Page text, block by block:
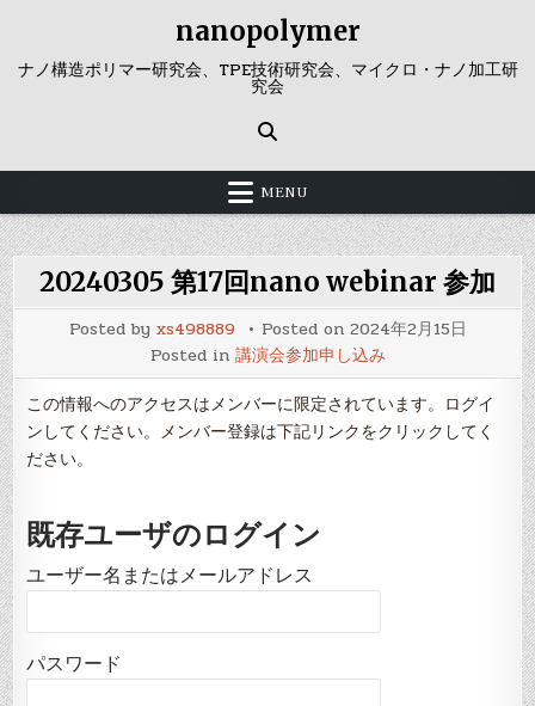
content
nanopolymer
ナノ構造ポリマー研究会、TPE技術研究会、マイクロ・ナノ加工研
究会
MENU
20240305 第17回nano webinar 参加
Posted by xs498889 Posted on 2024年2月15日
Posted in 講演会参加申し込み
この情報へのアクセスはメンバーに限定されています。ログイ
ンしてください。メンバー登録は下記リンクをクリックしてく
ださい。
既存ユーザのログイン
ユーザー名またはメールアドレス
パスワード